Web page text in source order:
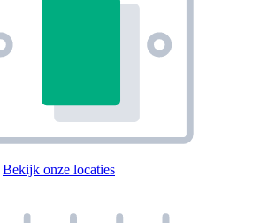
Bekijk onze locaties